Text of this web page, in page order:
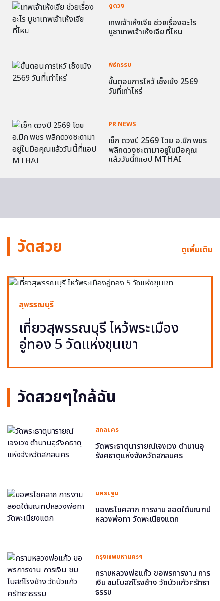
ดูดวง
เทพเจ้าเห้งเจีย ช่วยเรื่องอะไร
บูชาเทพเจ้าเห้งเจีย ที่ไหน
พิธีกรรม
ขั้นตอนการไหว้ เช็งเม้ง 2569
วันที่เท่าไหร่
PR NEWS
เช็ก ดวงปี 2569 โดย อ.มิก พชร
พลิกดวงชะตามาอยู่ในมือคุณ
แล้ววันนี้ที่แอป MTHAI
วัดสวย ดูเพิ่มเติม
สุพรรณบุรี
เที่ยวสุพรรณบุรี ไหว้พระเมือง
อู่ทอง 5 วัดแห่งขุนเขา
วัดสวยๆใกล้ฉัน
สกลนคร
วัดพระธาตุนารายณ์เจงเวง ตำนานอุ
รังคธาตุแห่งจังหวัดสกลนคร
นครปฐม
ขอพรโชคลาภ การงาน ลอดใต้มณฑป
หลวงพ่อทา วัดพะเนียงแตก
กรุงเทพมหานครฯ
กราบหลวงพ่อแก้ว ขอพรการงาน การ
เงิน ชมโบสถ์โรงช้าง วัดบัวแก้วศรัทธา
ธรรม